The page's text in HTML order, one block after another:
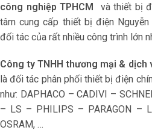
công nghiệp TPHCM và thiết bị
tâm cung cấp thiết bị điện
đối tác của rất nhiều công trình lớn
Công ty TNHH thương mại & dịch
là đối tác phân phối thiết bị điện
như: DAPHACO – CADIVI –
– LS – PHILIPS – PARAGON –
OSRAM, …